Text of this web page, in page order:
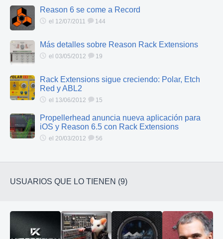
Reason 6 se come a Record
el 12/07/2011 144
Más detalles sobre Reason Rack Extensions
el 03/05/2012 19
Rack Extensions sigue creciendo: Polar, Etch
Red y ABL2
el 13/06/2012 15
Propellerhead anuncia nueva aplicación para
iOS y Reason 6.5 con Rack Extensions
el 20/03/2012 56
USUARIOS QUE LO TIENEN (9)